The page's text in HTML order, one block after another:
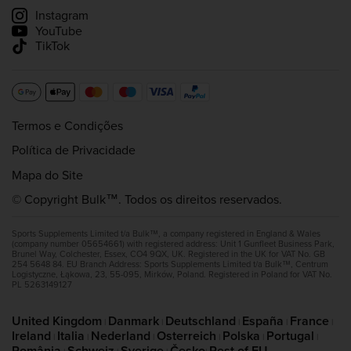
Instagram
YouTube
TikTok
Termos e Condições
Política de Privacidade
Mapa do Site
© Copyright Bulk™. Todos os direitos reservados.
Sports Supplements Limited t/a Bulk™, a company registered in England & Wales
(company number 05654661) with registered address: Unit 1 Gunfleet Business Park,
Brunel Way, Colchester, Essex, CO4 9QX, UK. Registered in the UK for VAT No. GB
254 5648 84. EU Branch Address: Sports Supplements Limited t/a Bulk™, Centrum
Logistyczne, Łąkowa, 23, 55-095, Mirków, Poland. Registered in Poland for VAT No.
PL 5263149127
United Kingdom Danmark Deutschland España France
Ireland Italia Nederland Osterreich Polska Portugal